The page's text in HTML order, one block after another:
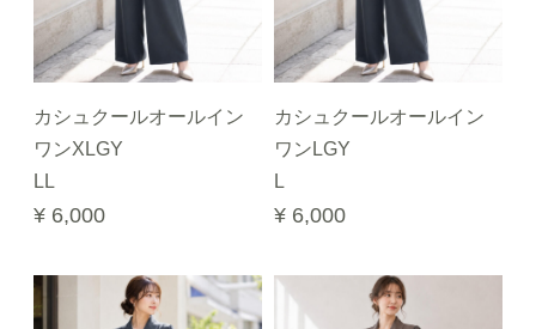
カシュクールオールイン
ワンXLGY
LL
¥ 6,000
カシュクールオールイン
ワンLGY
L
¥ 6,000